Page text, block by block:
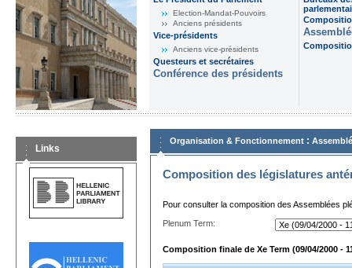
Election-Mandat-Pouvoirs
Anciens présidents
Vice-présidents
Anciens vice-présidents
Questeurs et secrétaires
Conférence des présidents
Links
Organisation & Fonctionnement :
Composition des législatures
Pour consulter la composition des Assemblées
Plenum Term:
Composition finale de Xe Term (09/04/2000 -